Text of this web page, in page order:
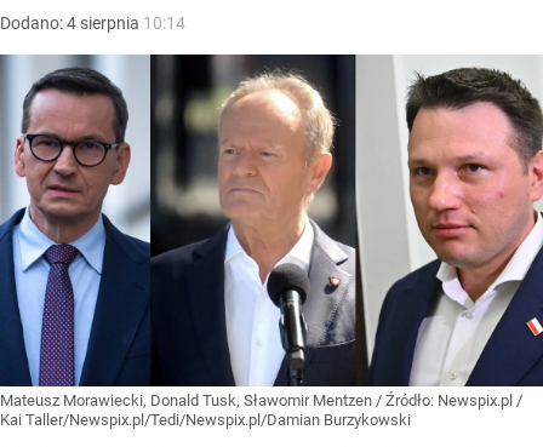
Dodano:4 sierpnia 10:14
Mateusz Morawiecki, Donald Tusk, Sławomir Mentzen / Źródło: Newspix.pl /
Kai Taller/Newspix.pl/Tedi/Newspix.pl/Damian Burzykowski